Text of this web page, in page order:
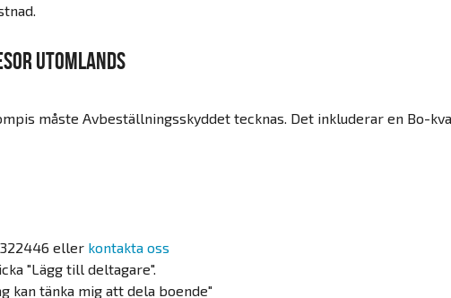
utomlands
måste Avbeställningsskyddet tecknas. Det inkluderar en Bo-
eller kontakta oss
"Lägg till deltagare".
kan tänka mig att dela boende"